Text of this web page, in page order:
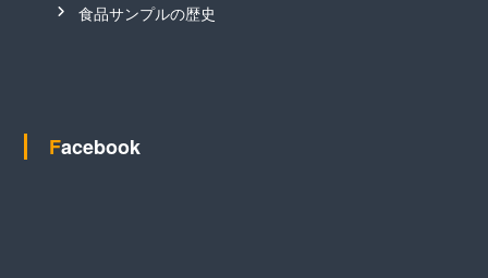
食品サンプルの歴史
Facebook